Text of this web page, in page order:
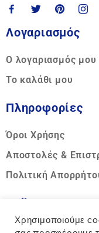
Λογαριασμός
Ο λογαριασμός μου
Το καλάθι μου
Πληροφορίες
Όροι Χρήσης
Αποστολές &
Πολιτική
Call us
Hotline:
Χρησιμοποιούμε